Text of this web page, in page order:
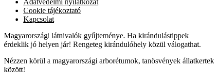
Cookie tájékoztató
Kapcsolat
Magyarországi látnivalók gyűjteménye. Ha kirándulástippek
érdeklik jó helyen jár! Rengeteg kirándulóhely közül válogathat.
Nézzen körül a magyarországi arborétumok, tanösvények állatkertek
között!